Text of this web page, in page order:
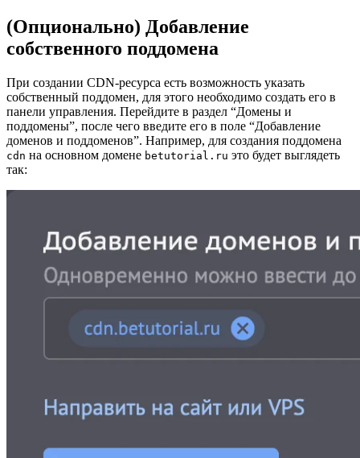
(Опционально) Добавление
собственного поддомена
При создании CDN-ресурса есть возможность указать
собственный поддомен, для этого необходимо создать его в
панели управления. Перейдите в раздел “Домены и
поддомены”, после чего введите его в поле “Добавление
доменов и поддоменов”. Например, для создания поддомена
cdn на основном домене betutorial.ru это будет выглядеть
так: